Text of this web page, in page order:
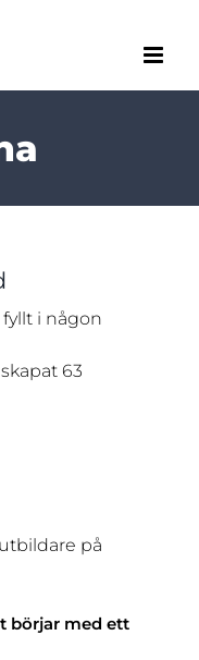
i någon
63
börjar med ett